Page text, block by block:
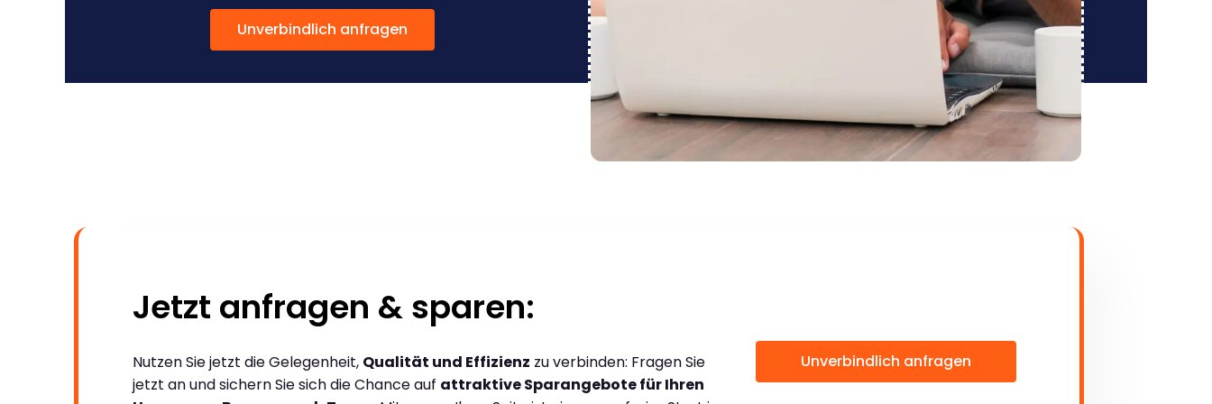
Unverbindlich anfragen
Jetzt anfragen & sparen:
Nutzen Sie jetzt die Gelegenheit, Qualität und Effizienz zu verbinden: Fragen Sie
jetzt an und sichern Sie sich die Chance auf attraktive Sparangebote für Ihren
Unverbindlich anfragen